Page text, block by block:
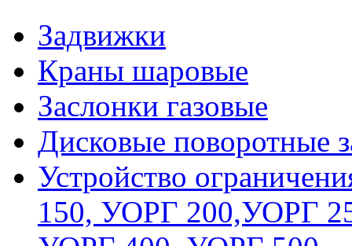
Задвижки
Краны шаровые
Заслонки газовые
Дисковые поворотные
Устройство
150, УОРГ 200,УОРГ